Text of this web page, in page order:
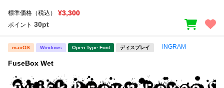
標準価格（税込） ¥3,300
ポイント 30pt
macOS Windows Open Type Font ディスプレイ INGRAM
FuseBox Wet